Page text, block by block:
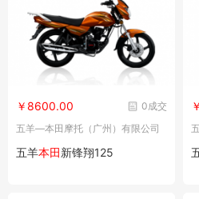
0成交
￥8600.00
五羊—本田摩托（广州）有限公司
五羊本田新锋翔125